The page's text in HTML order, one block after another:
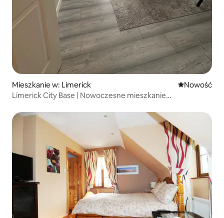
Mieszkanie w: Limerick Nowe
Nowość
Limerick City Base | Nowoczesne mieszkanie